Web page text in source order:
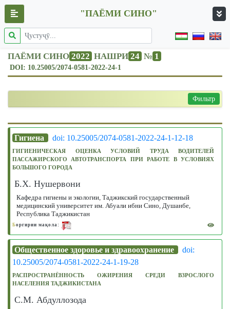
"ПАЁМИ СИНО"
ПАЁМИ СИНО 2022 НАШРИ 24 № 1
DOI: 10.25005/2074-0581-2022-24-1
Фильтр
Гигиена doi: 10.25005/2074-0581-2022-24-1-12-18
ГИГИЕНИЧЕСКАЯ ОЦЕНКА УСЛОВИЙ ТРУДА ВОДИТЕЛЕЙ
ПАССАЖИРСКОГО АВТОТРАНСПОРТА ПРИ РАБОТЕ В УСЛОВИЯХ
БОЛЬШОГО ГОРОДА
Б.Х. Нушервони
Кафедра гигиены и экологии, Таджикский государственный
медицинский университет им. Абуали ибни Сино, Душанбе,
Республика Таджикистан
Боргирии мақола:
Общественное здоровье и здравоохранение
doi:
10.25005/2074-0581-2022-24-1-19-28
РАСПРОСТРАНЁННОСТЬ ОЖИРЕНИЯ СРЕДИ ВЗРОСЛОГО
НАСЕЛЕНИЯ ТАДЖИКИСТАНА
С.М. Абдуллозода